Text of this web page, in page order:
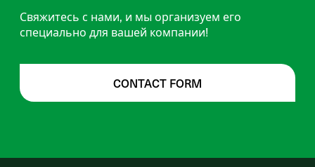
Свяжитесь с нами, и мы организуем его
специально для вашей компании!
CONTACT FORM